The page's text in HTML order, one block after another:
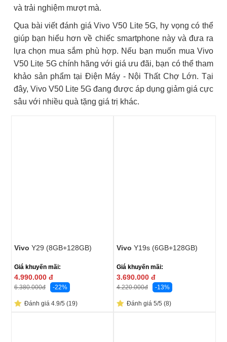
và trải nghiệm mượt mà.
Qua bài viết đánh giá Vivo V50 Lite 5G, hy vọng có thể
giúp bạn hiểu hơn về chiếc smartphone này và đưa ra
lựa chọn mua sắm phù hợp. Nếu bạn muốn mua Vivo
V50 Lite 5G chính hãng với giá ưu đãi, bạn có thể tham
khảo sản phẩm tại Điện Máy - Nội Thất Chợ Lớn. Tại
đây, Vivo V50 Lite 5G đang được áp dụng giảm giá cực
sâu với nhiều quà tặng giá trị khác.
Vivo Y29 (8GB+128GB)
Giá khuyến mãi:
4.990.000 đ
6.380.000đ -22%
Đánh giá 4.9/5 (19)
Vivo Y19s (6GB+128GB)
Giá khuyến mãi:
3.690.000 đ
4.220.000đ -13%
Đánh giá 5/5 (8)